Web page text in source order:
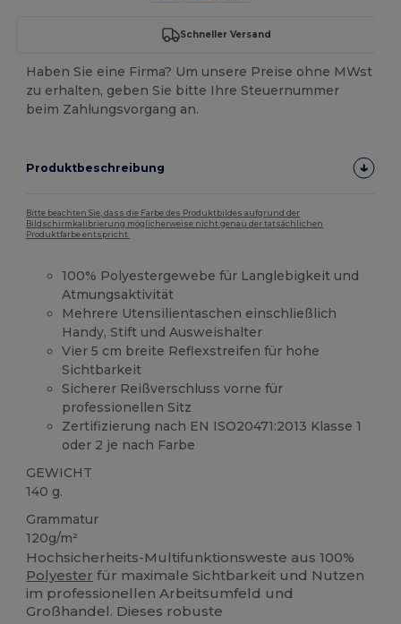
Schneller Versand
Haben Sie eine Firma? Um unsere Preise ohne MWst
zu erhalten, geben Sie bitte Ihre Steuernummer
beim Zahlungsvorgang an.
Produktbeschreibung
Bitte beachten Sie, dass die Farbe des Produktbildes aufgrund der
Bildschirmkalibrierung möglicherweise nicht genau der tatsächlichen
Produktfarbe entspricht.
100% Polyestergewebe für Langlebigkeit und
Atmungsaktivität
Mehrere Utensilientaschen einschließlich
Handy, Stift und Ausweishalter
Vier 5 cm breite Reflexstreifen für hohe
Sichtbarkeit
Sicherer Reißverschluss vorne für
professionellen Sitz
Zertifizierung nach EN ISO20471:2013 Klasse 1
oder 2 je nach Farbe
GEWICHT
140 g.
Grammatur
120g/m²
Hochsicherheits-Multifunktionsweste aus 100%
Polyester für maximale Sichtbarkeit und Nutzen
im professionellen Arbeitsumfeld und
Großhandel. Dieses robuste